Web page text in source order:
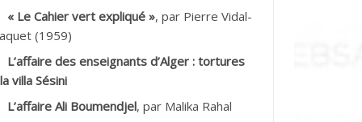
Ali
Tahar
« Le Cahier vert expliqué », par Pierre Vidal-
(1959)
L’affaire des enseignants d’Alger : tortures
villa Sésini
L’affaire Ali Boumendjel, par Malika Rahal